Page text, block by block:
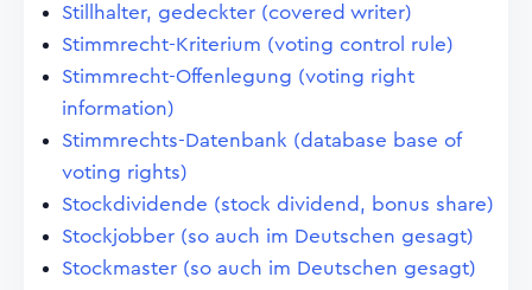
Stillhalter, gedeckter (covered writer)
Stimmrecht-Kriterium (voting control rule)
Stimmrecht-Offenlegung (voting right
information)
Stimmrechts-Datenbank (database base of
voting rights)
Stockdividende (stock dividend, bonus share)
Stockjobber (so auch im Deutschen gesagt)
Stockmaster (so auch im Deutschen gesagt)